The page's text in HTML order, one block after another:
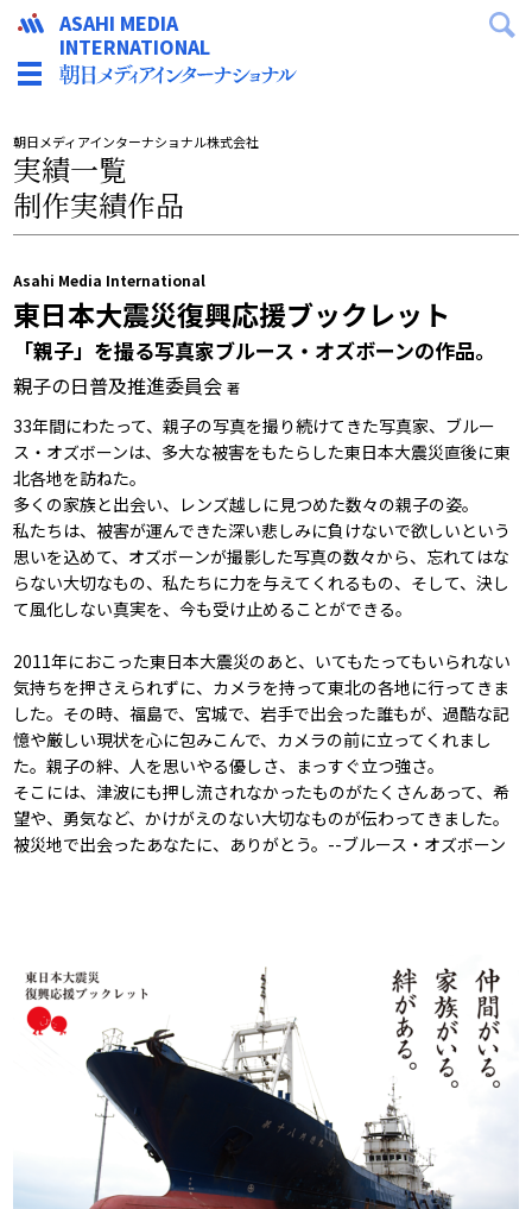
朝日メディアインターナショナル株式会社
実績一覧
制作実績作品
Asahi Media International
東日本大震災復興応援ブックレット
「親子」を撮る写真家ブルース・オズボーンの作品。
親子の日普及推進委員会 著
33年間にわたって、親子の写真を撮り続けてきた写真家、ブルー
ス・オズボーンは、多大な被害をもたらした東日本大震災直後に東
北各地を訪ねた。
多くの家族と出会い、レンズ越しに見つめた数々の親子の姿。
私たちは、被害が運んできた深い悲しみに負けないで欲しいという
思いを込めて、オズボーンが撮影した写真の数々から、忘れてはな
らない大切なもの、私たちに力を与えてくれるもの、そして、決し
て風化しない真実を、今も受け止めることができる。
2011年におこった東日本大震災のあと、いてもたってもいられない
気持ちを押さえられずに、カメラを持って東北の各地に行ってきま
した。その時、福島で、宮城で、岩手で出会った誰もが、過酷な記
憶や厳しい現状を心に包みこんで、カメラの前に立ってくれまし
た。親子の絆、人を思いやる優しさ、まっすぐ立つ強さ。
そこには、津波にも押し流されなかったものがたくさんあって、希
望や、勇気など、かけがえのない大切なものが伝わってきました。
被災地で出会ったあなたに、ありがとう。--ブルース・オズボーン
ASAHI MEDIA
INTERNATIONAL